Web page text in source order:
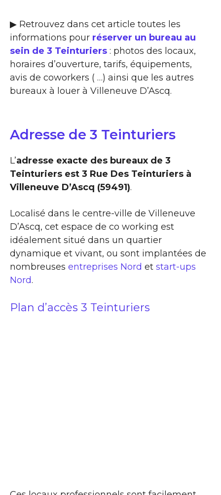
▶ Retrouvez dans cet article toutes les
informations pour réserver un bureau au
sein de 3 Teinturiers : photos des locaux,
horaires d’ouverture, tarifs, équipements,
avis de coworkers ( …) ainsi que les autres
bureaux à louer à Villeneuve D’Ascq.
Adresse de 3 Teinturiers
L’adresse exacte des bureaux de 3
Teinturiers est 3 Rue Des Teinturiers à
Villeneuve D’Ascq (59491).
Localisé dans le centre-ville de Villeneuve
D’Ascq, cet espace de co working est
idéalement situé dans un quartier
dynamique et vivant, ou sont implantées de
nombreuses entreprises Nord et start-ups
Nord.
Plan d’accès 3 Teinturiers